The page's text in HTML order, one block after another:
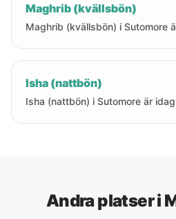
Maghrib (kvällsbön)
Maghrib (kvällsbön) i Sutomore
Isha (nattbön)
Isha (nattbön) i Sutomore är
Andra platser i